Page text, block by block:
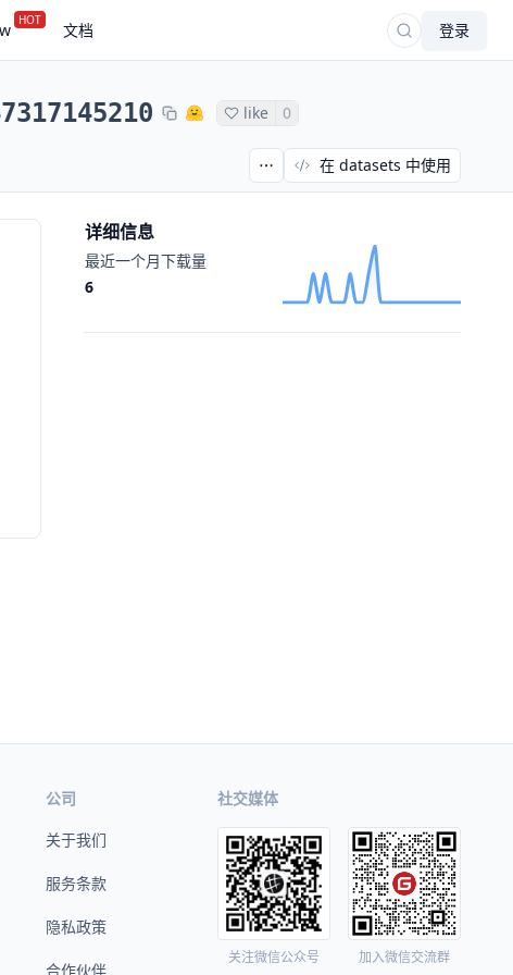
HOT 文档 登录
like 0
在 datasets 中使用
详细信息
最近一个月下载量
6
公司
关于我们
服务条款
隐私政策
合作伙伴
社交媒体
关注微信公众号 加入微信交流群